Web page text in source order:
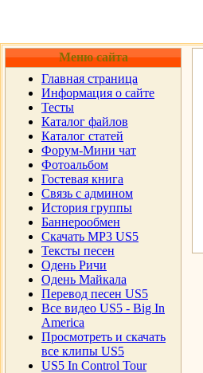
Меню сайта
Главная страница
Информация о сайте
Тесты
Каталог файлов
Каталог статей
Форум-Мини чат
Фотоальбом
Гостевая книга
Cвязь с админом
История группы
Баннерообмен
Скачать MP3 US5
Тексты песен
Одень Ричи
Одень Майкала
Перевод песен US5
Все видео US5 - Big In
America
Просмотреть и скачать
все клипы US5
US5 In Control Tour